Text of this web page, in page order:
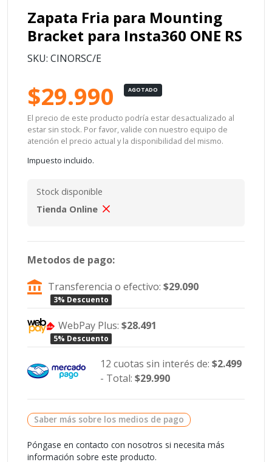
Zapata Fria para Mounting
Bracket para Insta360 ONE RS
SKU: CINORSC/E
$29.990 AGOTADO
El precio de este producto podría estar desactualizado al
estar sin stock. Por favor, valide con nuestro equipo de
atención el precio actual y la disponibilidad del mismo.
Impuesto incluido.
Stock disponible
Tienda Online
Metodos de pago:
Transferencia o efectivo:$29.090
3% Descuento
WebPay Plus:$28.491
5% Descuento
12 cuotas sin interés de: $2.499
- Total: $29.990
Saber más sobre los medios de pago
Póngase en contacto con nosotros si necesita más
información sobre este producto.